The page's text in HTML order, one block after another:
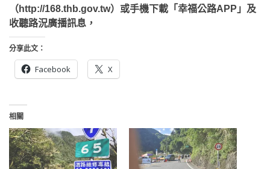
（http://168.thb.gov.tw）或手機下載「幸福公路APP」及
收聽路況廣播訊息，
分享此文：
Facebook X
相關